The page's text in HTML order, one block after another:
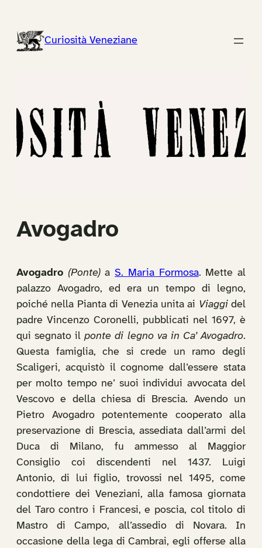
contenutoCuriosità Veneziane
Avogadro
Avogadro (Ponte)aS. Maria Formosa. Mette al
palazzo Avogadro, ed era un tempo di legno,
poiché nella Pianta di Venezia unita ai Viaggidel
padre Vincenzo Coronelli, pubblicati nel 1697, è
qui segnato ilponte di legno va in Ca’ Avogadro.
Questa famiglia, che si crede un ramo degli
Scaligeri, acquistò il cognome dall’essere stata
per molto tempo ne’ suoi individui avvocata del
Vescovo e della chiesa di Brescia. Avendo un
Pietro Avogadro potentemente cooperato alla
preservazione di Brescia, assediata dall’armi del
Duca di Milano, fu ammesso al Maggior
Consiglio coi discendenti nel 1437. Luigi
Antonio, di lui figlio, trovossi nel 1495, come
condottiere dei Veneziani, alla famosa giornata
del Taro contro i Francesi, e poscia, col titolo di
Mastro di Campo, all’assedio di Novara. In
occasione della lega di Cambrai, egli offerse alla